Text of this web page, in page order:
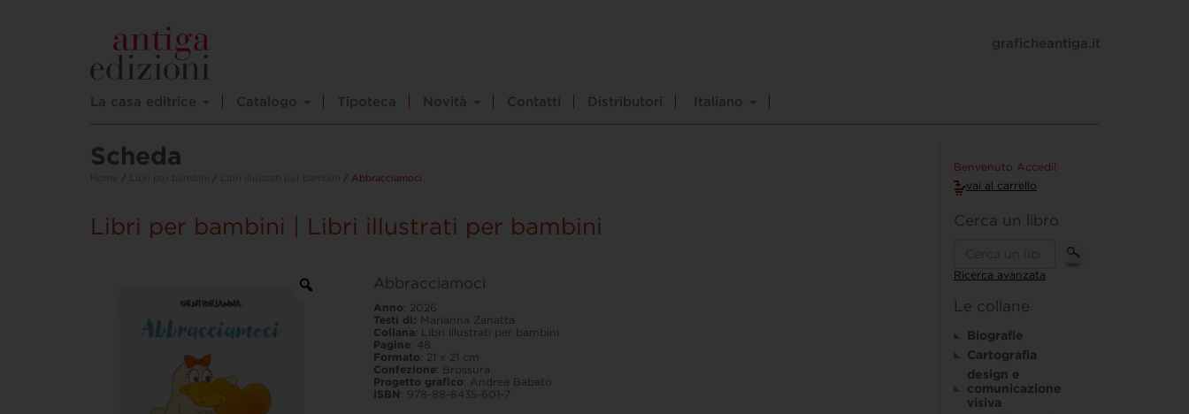
La casa editrice Catalogo Tipoteca Novità Contatti Distributori Italiano
graficheantiga.it
Scheda
/ / / Abbracciamoci
Libri per bambini | Libri illustrati per bambini
Abbracciamoci
Anno: 2026
Testi di: Marianna Zanatta
Collana: Libri illustrati per bambini
Pagine: 48
Formato: 21 x 21 cm
Confezione: Brossura
Progetto grafico: Andrea Babato
ISBN : 978-88-8435-601-7
Benvenuto Accedi!
vai al carrello
Cerca un libro
Ricerca avanzata
Le collane
Biografie
Cartografia
design e
comunicazione
visiva